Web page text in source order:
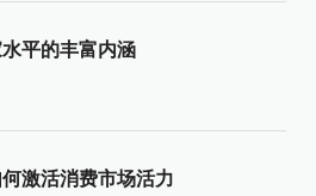
平的丰富内涵
激活消费市场活力